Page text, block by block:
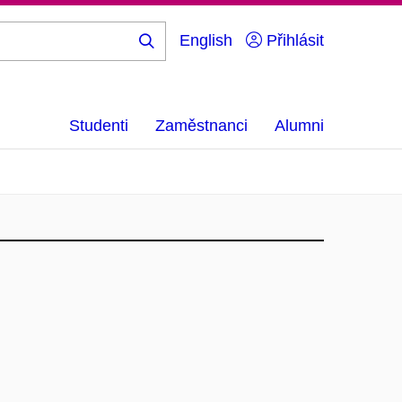
English Přihlásit
Studenti Zaměstnanci Alumni